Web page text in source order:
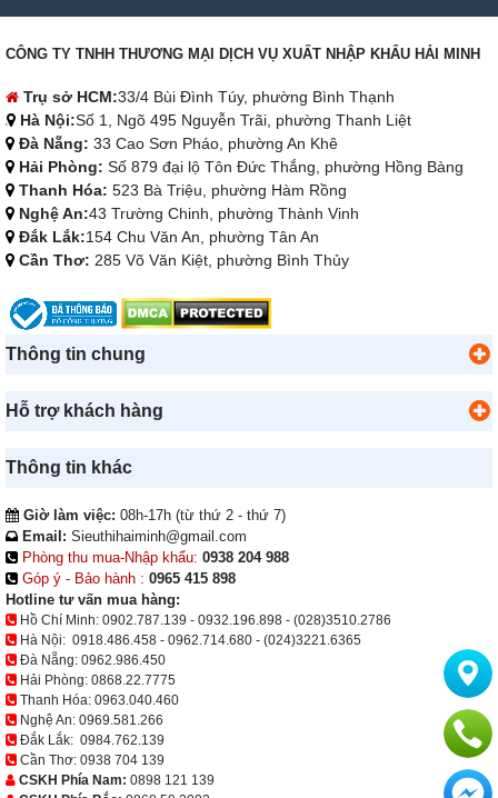
CÔNG TY TNHH THƯƠNG MẠI DỊCH VỤ XUẤT NHẬP KHẨU HẢI MINH
Trụ sở HCM:33/4 Bùi Đình Túy, phường Bình Thạnh
Hà Nội:Số 1, Ngõ 495 Nguyễn Trãi, phường Thanh Liệt
Đà Nẵng: 33 Cao Sơn Pháo, phường An Khê
Hải Phòng: Số 879 đại lộ Tôn Đức Thắng, phường Hồng Bàng
Thanh Hóa: 523 Bà Triệu, phường Hàm Rồng
Nghệ An:43 Trường Chinh, phường Thành Vinh
Đắk Lắk:154 Chu Văn An, phường Tân An
Cần Thơ: 285 Võ Văn Kiệt, phường Bình Thủy
Thông tin chung
Hỗ trợ khách hàng
Thông tin khác
Giờ làm việc: 08h-17h (từ thứ 2 - thứ 7)
Email: Sieuthihaiminh@gmail.com
Phòng thu mua-Nhập khẩu: 0938 204 988
Góp ý - Bảo hành : 0965 415 898
Hotline tư vấn mua hàng:
Hồ Chí Minh: 0902.787.139 - 0932.196.898 - (028)3510.2786
Hà Nội: 0918.486.458 - 0962.714.680 - (024)3221.6365
Đà Nẵng: 0962.986.450
Hải Phòng: 0868.22.7775
Thanh Hóa: 0963.040.460
Nghệ An: 0969.581.266
Đắk Lắk: 0984.762.139
Cần Thơ: 0938 704 139
CSKH Phía Nam: 0898 121 139